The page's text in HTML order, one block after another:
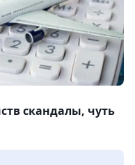
скандалы, чуть